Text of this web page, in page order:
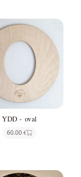
YDD - oval
60.00 €